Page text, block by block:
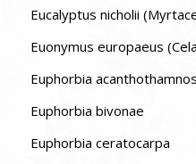
Eucalyptus nicholii
Euonymus europaeus
Euphorbia
Euphorbia bivonae
Euphorbia ceratocarpa